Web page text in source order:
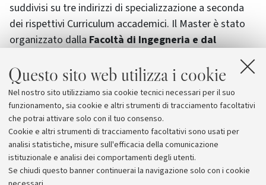
Questo sito web utilizza i cookie
Nel nostro sito utilizziamo sia cookie tecnici necessari per il suo
funzionamento, sia cookie e altri strumenti di tracciamento facoltativi
che potrai attivare solo con il tuo consenso.
Cookie e altri strumenti di tracciamento facoltativi sono usati per
analisi statistiche, misure sull'efficacia della comunicazione
istituzionale e analisi dei comportamenti degli utenti.
Se chiudi questo banner continuerai la navigazione solo con i cookie
suddivisi su tre indirizzi di specializzazione a seconda
dei rispettivi Curriculum accademici. Il Master è stato
organizzato dallaFacoltà di Ingegneria e dal
Dipartimento di Ingegneria Chimica, Mineraria e
delle Tecnologie Ambientali, in collaborazione con
alcune società del Gruppo Eni:Eni Corporate
University, Tecnomare S.p.a., ed Eni – Divisione
Exploration and Production.